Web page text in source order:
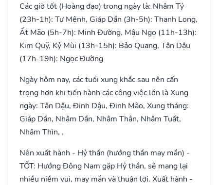
Các giờ tốt (Hoàng đạo) trong ngày là: Nhâm Tý
(23h-1h): Tư Mệnh, Giáp Dần (3h-5h): Thanh Long,
Ất Mão (5h-7h): Minh Đường, Mậu Ngọ (11h-13h):
Kim Quỹ, Kỷ Mùi (13h-15h): Bảo Quang, Tân Dậu
(17h-19h): Ngọc Đường
Ngày hôm nay, các tuổi xung khắc sau nên cẩn
trọng hơn khi tiến hành các công việc lớn là Xung
ngày: Tân Dậu, Đinh Dậu, Đinh Mão, Xung tháng:
Giáp Dần, Nhâm Dần, Nhâm Thân, Nhâm Tuất,
Nhâm Thìn, .
Nên xuất hành - Hỷ thần (hướng thần may mắn) -
TỐT: Hướng Đông Nam gặp Hỷ thần, sẽ mang lại
nhiều niềm vui, may mắn và thuận lợi. Xuất hành -